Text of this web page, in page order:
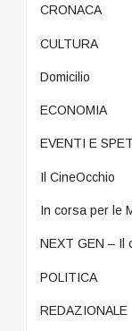
CRONACA
CULTURA
Domicilio
ECONOMIA
EVENTI E
Il CineOcchio
In corsa per le
NEXT GEN – Il
POLITICA
REDAZIONALE